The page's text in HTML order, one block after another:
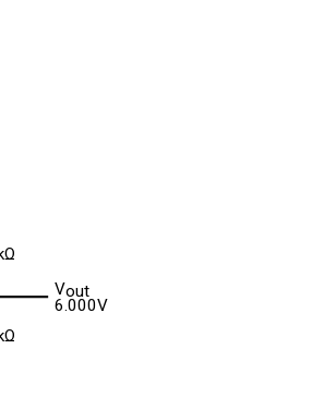
Vout
6.000V